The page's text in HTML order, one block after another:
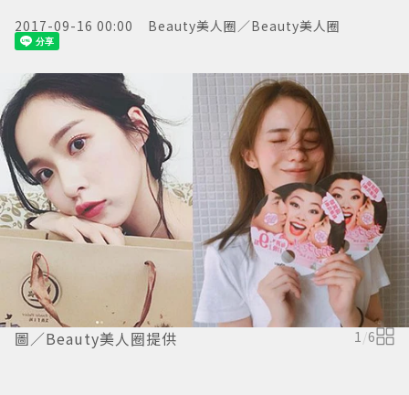
2017-09-16 00:00 Beauty美人圈／Beauty美人圈
圖／Beauty美人圈提供 1/6